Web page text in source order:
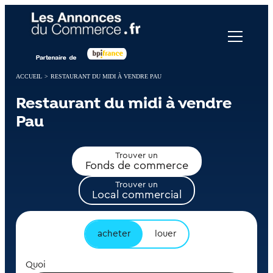
ACCUEIL > RESTAURANT DU MIDI À VENDRE PAU
Restaurant du midi à vendre
Pau
Trouver un
Fonds de commerce
Trouver un
Local commercial
acheter louer
Quoi
Panneau de gestion des cookies